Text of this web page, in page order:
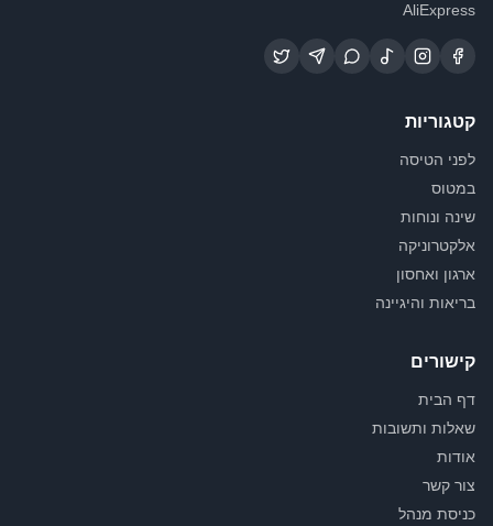
AliExpress
קטגוריות
לפני הטיסה
במטוס
שינה ונוחות
אלקטרוניקה
ארגון ואחסון
בריאות והיגיינה
קישורים
דף הבית
שאלות ותשובות
אודות
צור קשר
כניסת מנהל